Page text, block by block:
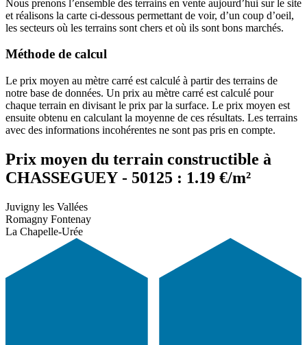
Nous prenons l’ensemble des terrains en vente aujourd’hui sur le site
et réalisons la carte ci-dessous permettant de voir, d’un coup d’oeil,
les secteurs où les terrains sont chers et où ils sont bons marchés.
Méthode de calcul
Le prix moyen au mètre carré est calculé à partir des terrains de
notre base de données. Un prix au mètre carré est calculé pour
chaque terrain en divisant le prix par la surface. Le prix moyen est
ensuite obtenu en calculant la moyenne de ces résultats. Les terrains
avec des informations incohérentes ne sont pas pris en compte.
Prix moyen du terrain constructible à
CHASSEGUEY - 50125 : 1.19 €/m²
Juvigny les Vallées
Romagny Fontenay
La Chapelle-Urée